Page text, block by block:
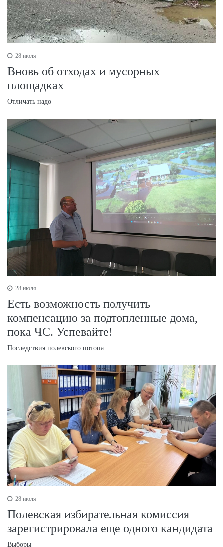
28 июля
Вновь об отходах и мусорных
площадках
Отличать надо
28 июля
Есть возможность получить
компенсацию за подтопленные дома,
пока ЧС. Успевайте!
Последствия полевского потопа
28 июля
Полевская избирательная комиссия
зарегистрировала еще одного кандидата
Выборы